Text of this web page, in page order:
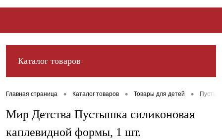
Каталог товаров
Главная страница • Каталог товаров • Товары для детей •
Мир Детства Пустышка силиконовая
каплевидной формы, 1 шт.